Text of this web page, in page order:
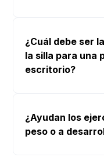
¿Cuál debe ser
la silla para una
escritorio?
sus
completamente
¿Ayudan los
peso o a